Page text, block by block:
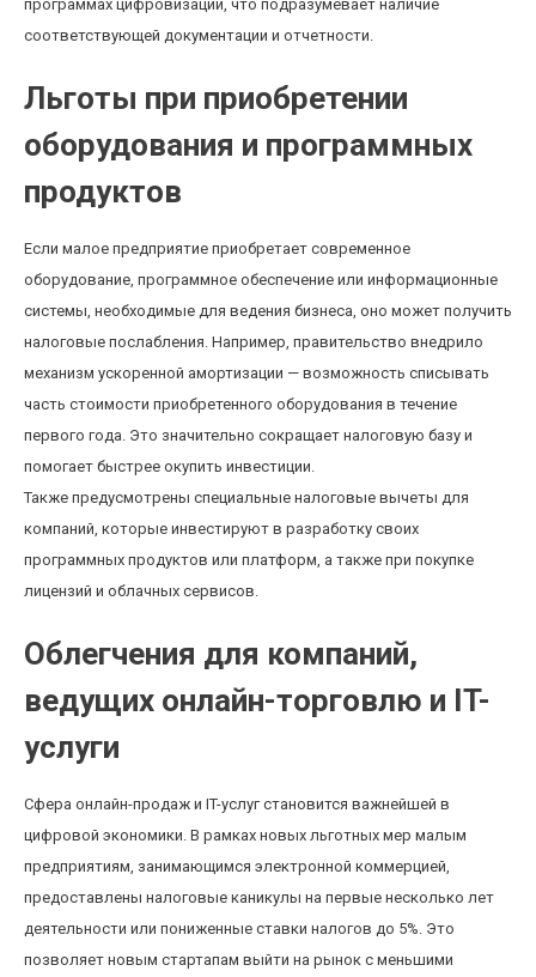
программах цифровизации, что подразумевает наличие
соответствующей документации и отчетности.
Льготы при приобретении
оборудования и программных
продуктов
Если малое предприятие приобретает современное
оборудование, программное обеспечение или информационные
системы, необходимые для ведения бизнеса, оно может получить
налоговые послабления. Например, правительство внедрило
механизм ускоренной амортизации — возможность списывать
часть стоимости приобретенного оборудования в течение
первого года. Это значительно сокращает налоговую базу и
помогает быстрее окупить инвестиции.
Также предусмотрены специальные налоговые вычеты для
компаний, которые инвестируют в разработку своих
программных продуктов или платформ, а также при покупке
лицензий и облачных сервисов.
Облегчения для компаний,
ведущих онлайн-торговлю и IT-
услуги
Сфера онлайн-продаж и IT-услуг становится важнейшей в
цифровой экономики. В рамках новых льготных мер малым
предприятиям, занимающимся электронной коммерцией,
предоставлены налоговые каникулы на первые несколько лет
деятельности или пониженные ставки налогов до 5%. Это
позволяет новым стартапам выйти на рынок с меньшими